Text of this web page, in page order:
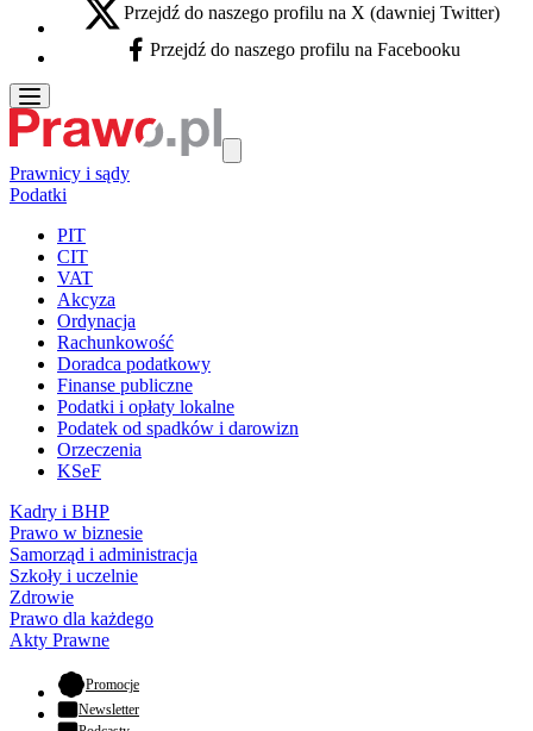
X - otwiera się w nowej karcie
Przejdź do naszego profilu na X (dawniej Twitter)
Facebook - otwiera się w nowej karcie
Przejdź do naszego profilu na Facebooku
Prawnicy i sądy
Podatki
PIT
CIT
VAT
Akcyza
Ordynacja
Rachunkowość
Doradca podatkowy
Finanse publiczne
Podatki i opłaty lokalne
Podatek od spadków i darowizn
Orzeczenia
KSeF
Kadry i BHP
Prawo w biznesie
Samorząd i administracja
Szkoły i uczelnie
Zdrowie
Prawo dla każdego
Akty Prawne
Promocje- otwiera się w nowej karcie
Newsletter